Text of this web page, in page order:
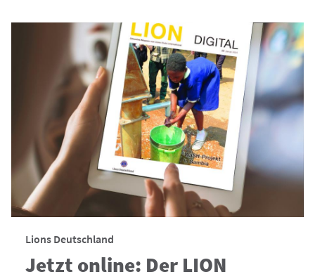
Lions Deutschland
Jetzt online: Der LION